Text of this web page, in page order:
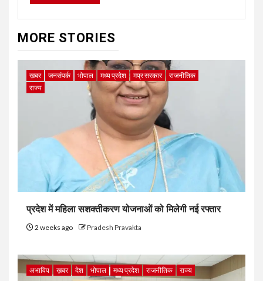
MORE STORIES
ख़बर जनसंपर्क भोपाल मध्य प्रदेश मप्र सरकार
राजनीतिक
राज्य
प्रदेश में महिला सशक्तीकरण योजनाओं को मिलेगी नई रफ्तार
2 weeks ago Pradesh Pravakta
अभाविप ख़बर देश भोपाल मध्य प्रदेश राजनीतिक राज्य